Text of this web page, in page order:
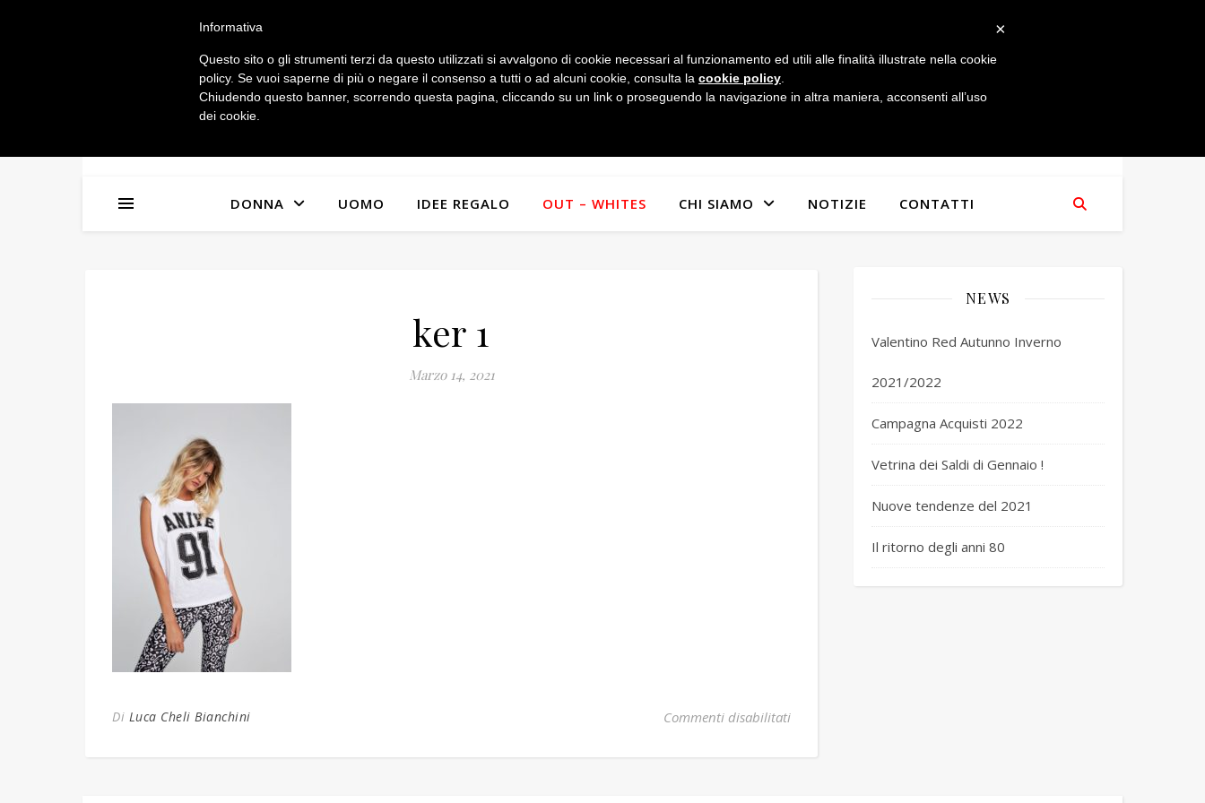
IL MIO ACCOUNT
DONNA UOMO IDEE REGALO OUT – WHITES CHI SIAMO NOTIZIE CONTATTI
ker 1
Marzo 14, 2021
Di Luca Cheli Bianchini Commenti disabilitatisu ker 1
NEWS
Valentino Red Autunno Inverno
2021/2022
Campagna Acquisti 2022
Vetrina dei Saldi di Gennaio !
Nuove tendenze del 2021
Il ritorno degli anni 80
×
Informativa
Questo sito o gli strumenti terzi da questo utilizzati si avvalgono di cookie necessari al funzionamento ed utili alle finalità illustrate nella cookie
policy. Se vuoi saperne di più o negare il consenso a tutti o ad alcuni cookie, consulta la cookie policy
Chiudendo questo banner, scorrendo questa pagina, cliccando su un link o proseguendo la navigazione in altra maniera, acconsenti all’uso
dei cookie.